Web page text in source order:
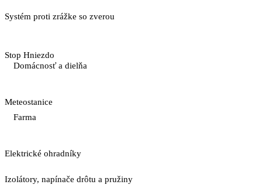
Systém proti zrážke so zverou
Stop Hniezdo
Domácnosť a dielňa
Meteostanice
Farma
Elektrické ohradníky
Izolátory, napínače drôtu a pružiny